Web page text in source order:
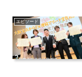
エピソード